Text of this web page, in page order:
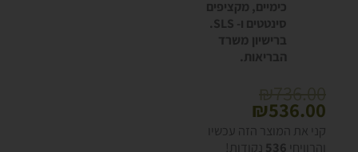
כימיים, מקציפים
סינטטים ו- SLS.
ברישיון משרד
הבריאות.
המקורי
היה:
₪736.00.
₪536.00
הוא:
₪536.00.
קני את המוצר הזה עכשיו
והרוויחי 536 נקודות!
כמות
של